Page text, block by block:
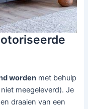
worden met behulp
meegeleverd). Je
draaien van een